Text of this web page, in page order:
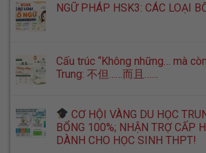
NGỮ PHÁP HSK3: CÁC LOẠI
Cấu trúc “Không những… mà
Trung: 不但……而且……
CƠ HỘI VÀNG DU HỌC
BỔNG 100%; NHẬN TRỢ CẤP
DÀNH CHO HỌC SINH THPT!